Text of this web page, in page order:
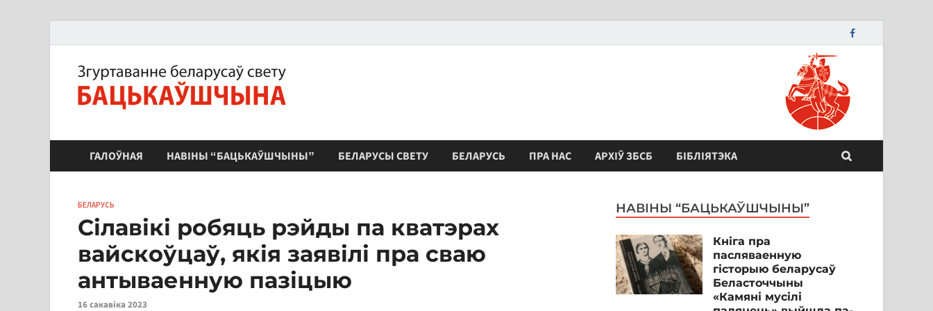
ЗБС "Бацькаўшчына"
ГАЛОЎНАЯ НАВІНЫ “БАЦЬКАЎШЧЫНЫ” БЕЛАРУСЫ СВЕТУ БЕЛАРУСЬ ПРА НАС АРХІЎ ЗБСБ БІБЛІЯТЭКА
БЕЛАРУСЬ
Сілавікі робяць рэйды па кватэрах
вайскоўцаў, якія заявілі пра сваю
антываенную пазіцыю
16 сакавіка 2023
НАВІНЫ “БАЦЬКАЎШЧЫНЫ”
Кніга пра
пасляваенную
гісторыю беларусаў
Беласточчыны
«Камяні мусілі